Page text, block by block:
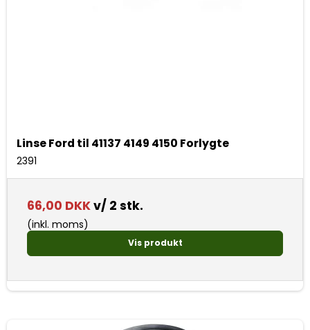
Linse Ford til 41137 4149 4150 Forlygte
2391
66,00 DKKv/ 2 stk.
(inkl. moms)
Vis produkt